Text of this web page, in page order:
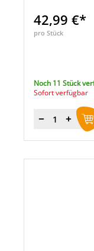
42,99 €*
pro Stück
Noch 11 Stück
Sofort verfügbar
Menge